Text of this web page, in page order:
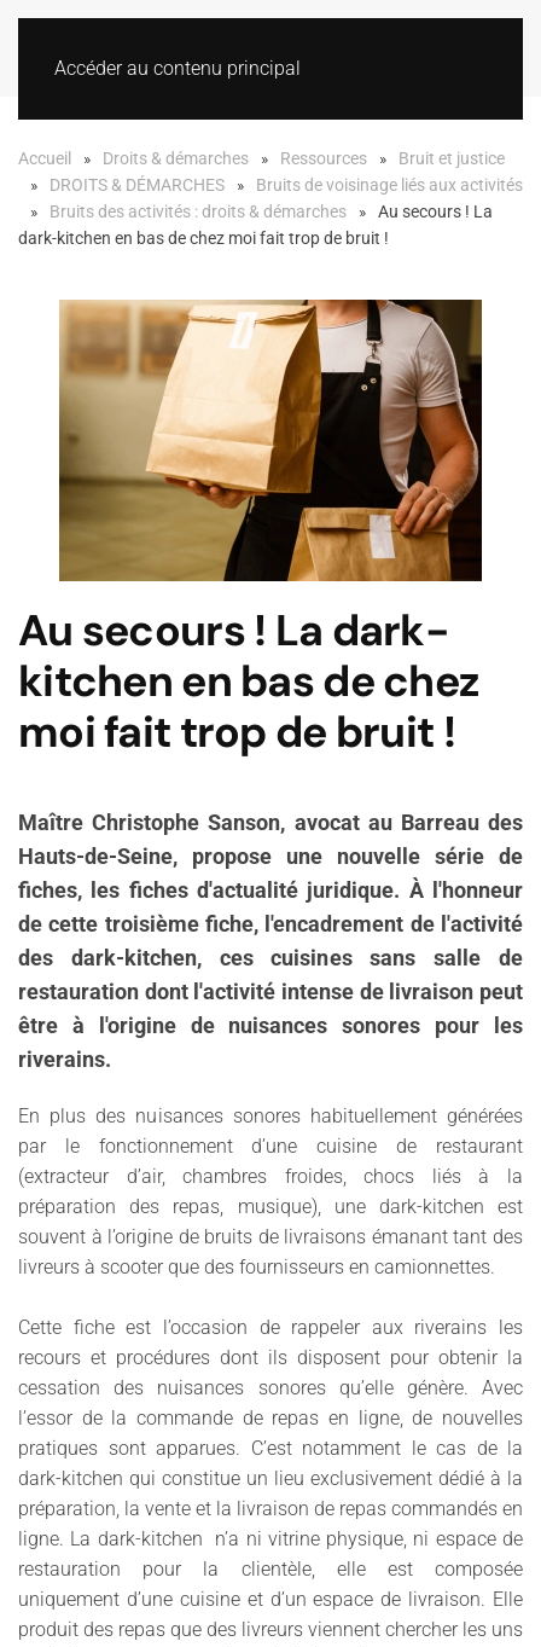
Accéder au contenu principal
Accueil Droits & démarches Ressources
Bruit et justice
DROITS & DÉMARCHES
Bruits de voisinage liés aux activités
Bruits des activités : droits & démarches
Au secours ! La
dark-kitchen en bas de chez moi fait trop de bruit !
Au secours ! La dark-
kitchen en bas de chez
moi fait trop de bruit !
Maître Christophe Sanson, avocat au Barreau des
Hauts-de-Seine, propose une nouvelle série de
fiches, les fiches d'actualité juridique. À l'honneur
de cette troisième fiche, l'encadrement de l'activité
des dark-kitchen, ces cuisines sans salle de
restauration dont l'activité intense de livraison peut
être à l'origine de nuisances sonores pour les
riverains.
En plus des nuisances sonores habituellement générées
par le fonctionnement d’une cuisine de restaurant
(extracteur d’air, chambres froides, chocs liés à la
préparation des repas, musique), une dark-kitchen est
souvent à l’origine de bruits de livraisons émanant tant des
livreurs à scooter que des fournisseurs en camionnettes.
Cette fiche est l’occasion de rappeler aux riverains les
recours et procédures dont ils disposent pour obtenir la
cessation des nuisances sonores qu’elle génère. Avec
l’essor de la commande de repas en ligne, de nouvelles
pratiques sont apparues. C’est notamment le cas de la
dark-kitchen qui constitue un lieu exclusivement dédié à la
préparation, la vente et la livraison de repas commandés en
ligne. La dark-kitchen n’a ni vitrine physique, ni espace de
restauration pour la clientèle, elle est composée
uniquement d’une cuisine et d’un espace de livraison. Elle
produit des repas que des livreurs viennent chercher les uns